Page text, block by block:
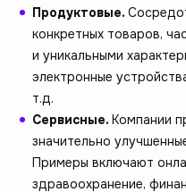
Продуктовые.
конкретных товаров,
и уникальными
электронные
т.д.
Сервисные. Компании
значительно
Примеры включают
здравоохранение,